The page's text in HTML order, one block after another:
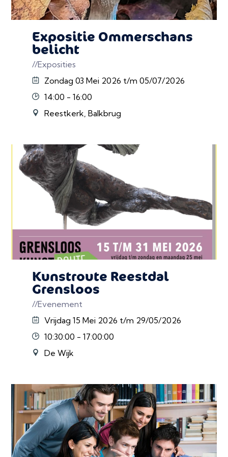
Expositie Ommerschans
belicht
//Exposities
Zondag 03 Mei 2026 t/m 05/07/2026
14:00 - 16:00
Reestkerk, Balkbrug
Kunstroute Reestdal
Grensloos
Kunstverkennen
//Evenement
Vrijdag 15 Mei 2026 t/m 29/05/2026
10:30:00 - 17:00:00
De Wijk